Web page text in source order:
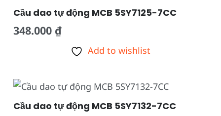
Cầu dao tự động MCB 5SY7125-7CC
348.000 ₫
Add to wishlist
Cầu dao tự động MCB 5SY7132-7CC